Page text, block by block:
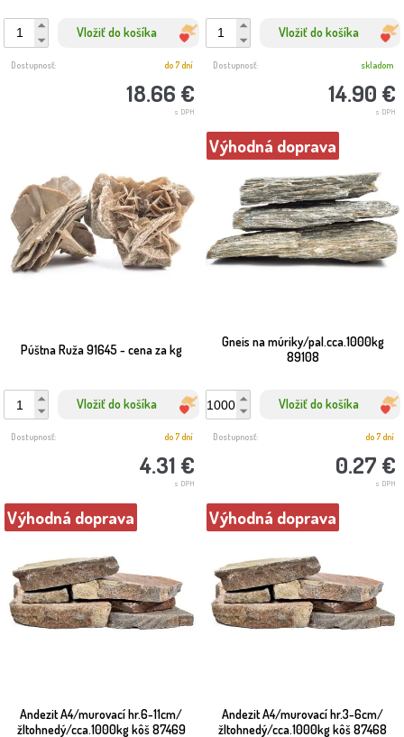
Vložiť do košíka
18.66 €
s DPH
Dostupnosť: do 7 dní
Vložiť do košíka
14.90 €
s DPH
Dostupnosť: skladom
Púštna Ruža 91645 - cena za kg
Vložiť do košíka
4.31 €
s DPH
Dostupnosť: do 7 dní
Gneis na múriky/pal.cca.1000kg
89108
Výhodná doprava
Vložiť do košíka
0.27 €
s DPH
Dostupnosť: do 7 dní
Andezit A4/murovací hr.6-11cm/
žltohnedý/cca.1000kg kôš 87469
Výhodná doprava
Andezit A4/murovací hr.3-6cm/
žltohnedý/cca.1000kg kôš 87468
Výhodná doprava